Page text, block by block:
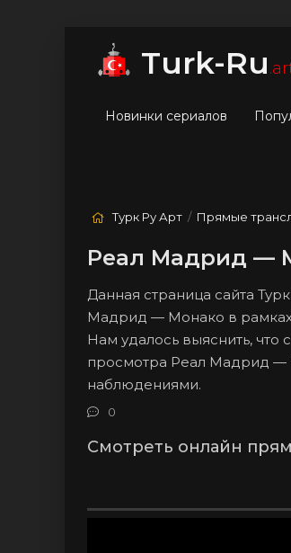
Turk-Ru
Новинки сериалов
Турк Ру Арт / Прямые
Реал Мадрид —
Данная страница сайта
Мадрид — Монако в рамках
Нам удалось выяснить, что
просмотра Реал Мадрид —
наблюдениями.
0
Смотреть онлайн